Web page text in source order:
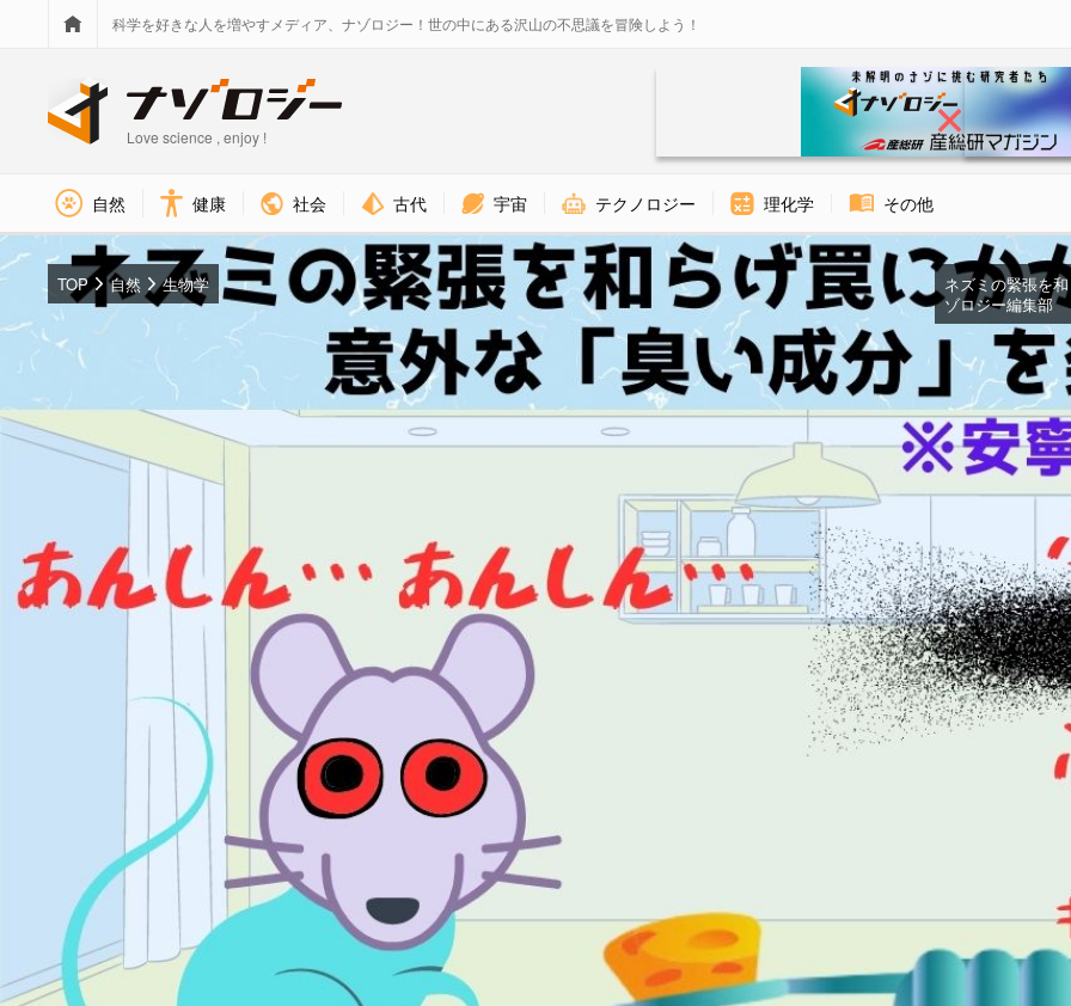
科学を好きな人を増やすメディア、ナゾロジー！世の中にある沢山の不思議を冒険しよう！
Love science , enjoy !
自然 健康 社会 古代 宇宙 テクノロジー 理化学 その他
ネズミの緊張を
ゾロジー編集部
TOP 自然 生物学